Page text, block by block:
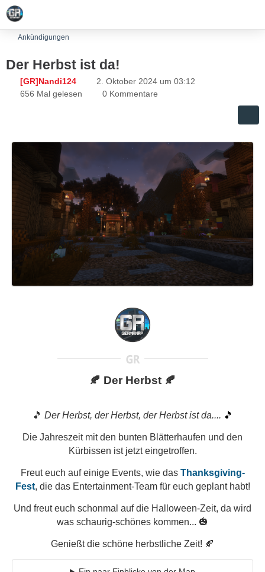
Ankündigungen
Der Herbst ist da!
[GR]Nandi124
2. Oktober 2024 um 03:12
656 Mal gelesen
0 Kommentare
🍂 Der Herbst 🍂
🎵 Der Herbst, der Herbst, der Herbst ist da.... 🎵
Die Jahreszeit mit den bunten Blätterhaufen und den
Kürbissen ist jetzt eingetroffen.
Freut euch auf einige Events, wie das Thanksgiving-
Fest, die das Entertainment-Team für euch geplant habt!
Und freut euch schonmal auf die Halloween-Zeit, da wird
was schaurig-schönes kommen... 🎃
Genießt die schöne herbstliche Zeit! 🍂